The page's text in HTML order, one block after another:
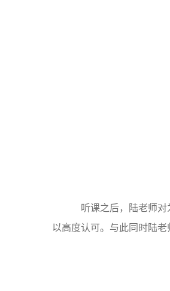
听课之后，陆老师对
以高度认可。与此同时陆